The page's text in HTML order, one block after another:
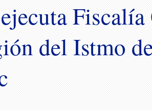
Fiscalía
del Istmo